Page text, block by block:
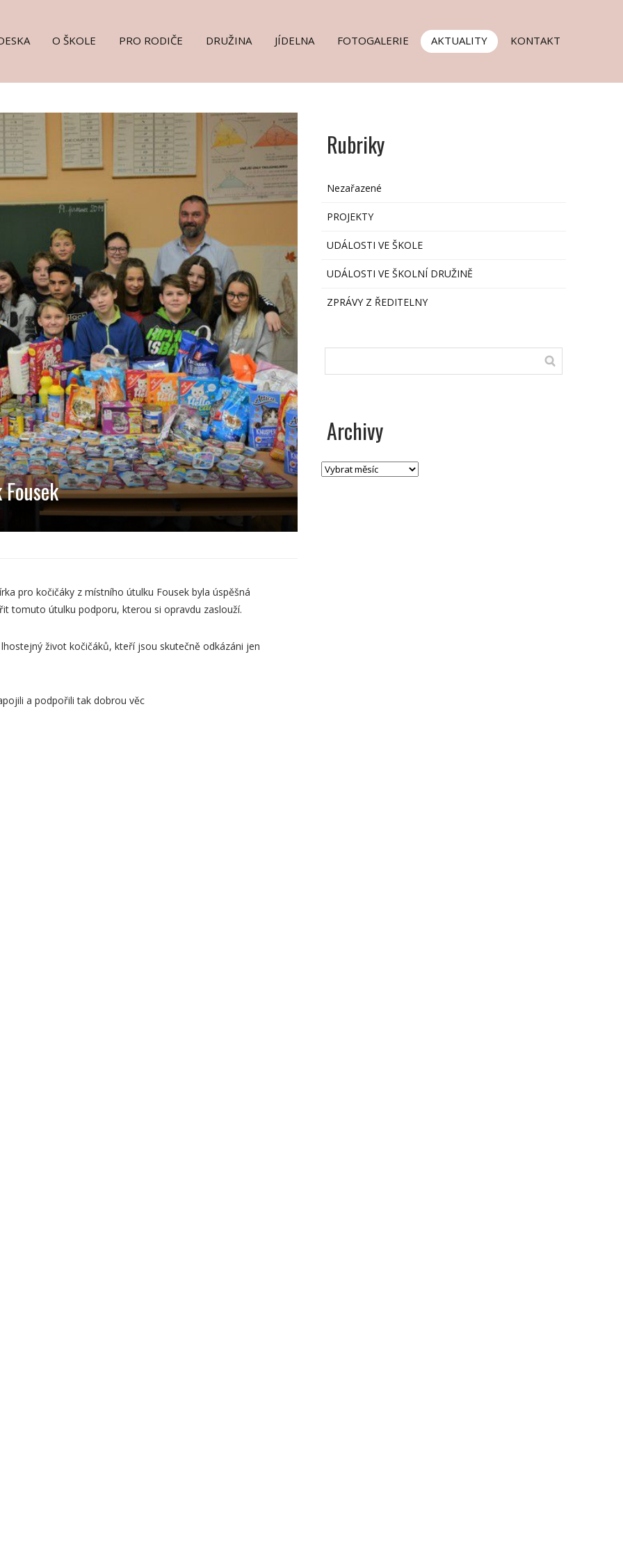
O ŠKOLE PRO RODIČE DRUŽINA JÍDELNA FOTOGALERIE AKTUALITY KONTAKT
pro kočičáky z místního útulku Fousek byla úspěšná
tomuto útulku podporu, kterou si opravdu zaslouží.
život kočičáků, kteří jsou skutečně odkázáni jen
a podpořili tak dobrou věc
Rubriky
Nezařazené
PROJEKTY
UDÁLOSTI VE ŠKOLE
UDÁLOSTI VE ŠKOLNÍ DRUŽINĚ
ZPRÁVY Z ŘEDITELNY
Archivy